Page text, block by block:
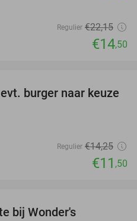
Regulier €22,15
€14,50
19%
burger naar keuze
Regulier €14,25
€11 ,50
bij Wonder's